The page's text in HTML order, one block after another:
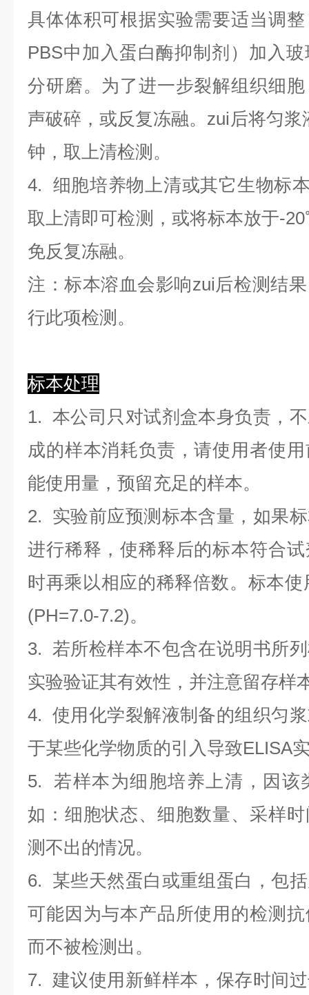
具体体积可根据实验需要适当调
PBS中加入蛋白酶抑制剂）加入
分研磨。为了进一步裂解组织细
声破碎，或反复冻融。zui后将匀浆
钟，取上清检测。
4. 细胞培养物上清或其它生物标
取上清即可检测，或将标本放于-
免反复冻融。
注：标本溶血会影响zui后检测结
行此项检测。
标本处理
1. 本公司只对试剂盒本身负责，
成的样本消耗负责，请使用者使
能使用量，预留充足的样本。
2. 实验前应预测标本含量，如果
进行稀释，使稀释后的标本符合
时再乘以相应的稀释倍数。标本
(PH=7.0-7.2)。
3. 若所检样本不包含在说明书所
实验验证其有效性，并注意留存样
4. 使用化学裂解液制备的组织匀
于某些化学物质的引入导致ELISA
5. 若样本为细胞培养上清，因该
如：细胞状态、细胞数量、采样
测不出的情况。
6. 某些天然蛋白或重组蛋白，包
可能因为与本产品所使用的检测
而不被检测出。
7. 建议使用新鲜样本，保存时间